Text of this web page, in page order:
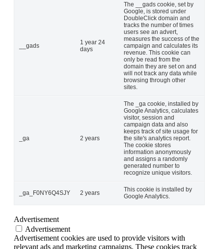
__gads
1 year 24
days
The __gads cookie, set by
Google, is stored under
DoubleClick domain and
tracks the number of times
users see an advert,
measures the success of the
campaign and calculates its
revenue. This cookie can
only be read from the
domain they are set on and
will not track any data while
browsing through other
sites.
_ga 2 years
The _ga cookie, installed by
Google Analytics, calculates
visitor, session and
campaign data and also
keeps track of site usage for
the site's analytics report.
The cookie stores
information anonymously
and assigns a randomly
generated number to
recognize unique visitors.
_ga_F0NY6Q4SJY 2 years
This cookie is installed by
Google Analytics.
Advertisement
Advertisement
Advertisement cookies are used to provide visitors with
relevant ads and marketing campaigns. These cookies track